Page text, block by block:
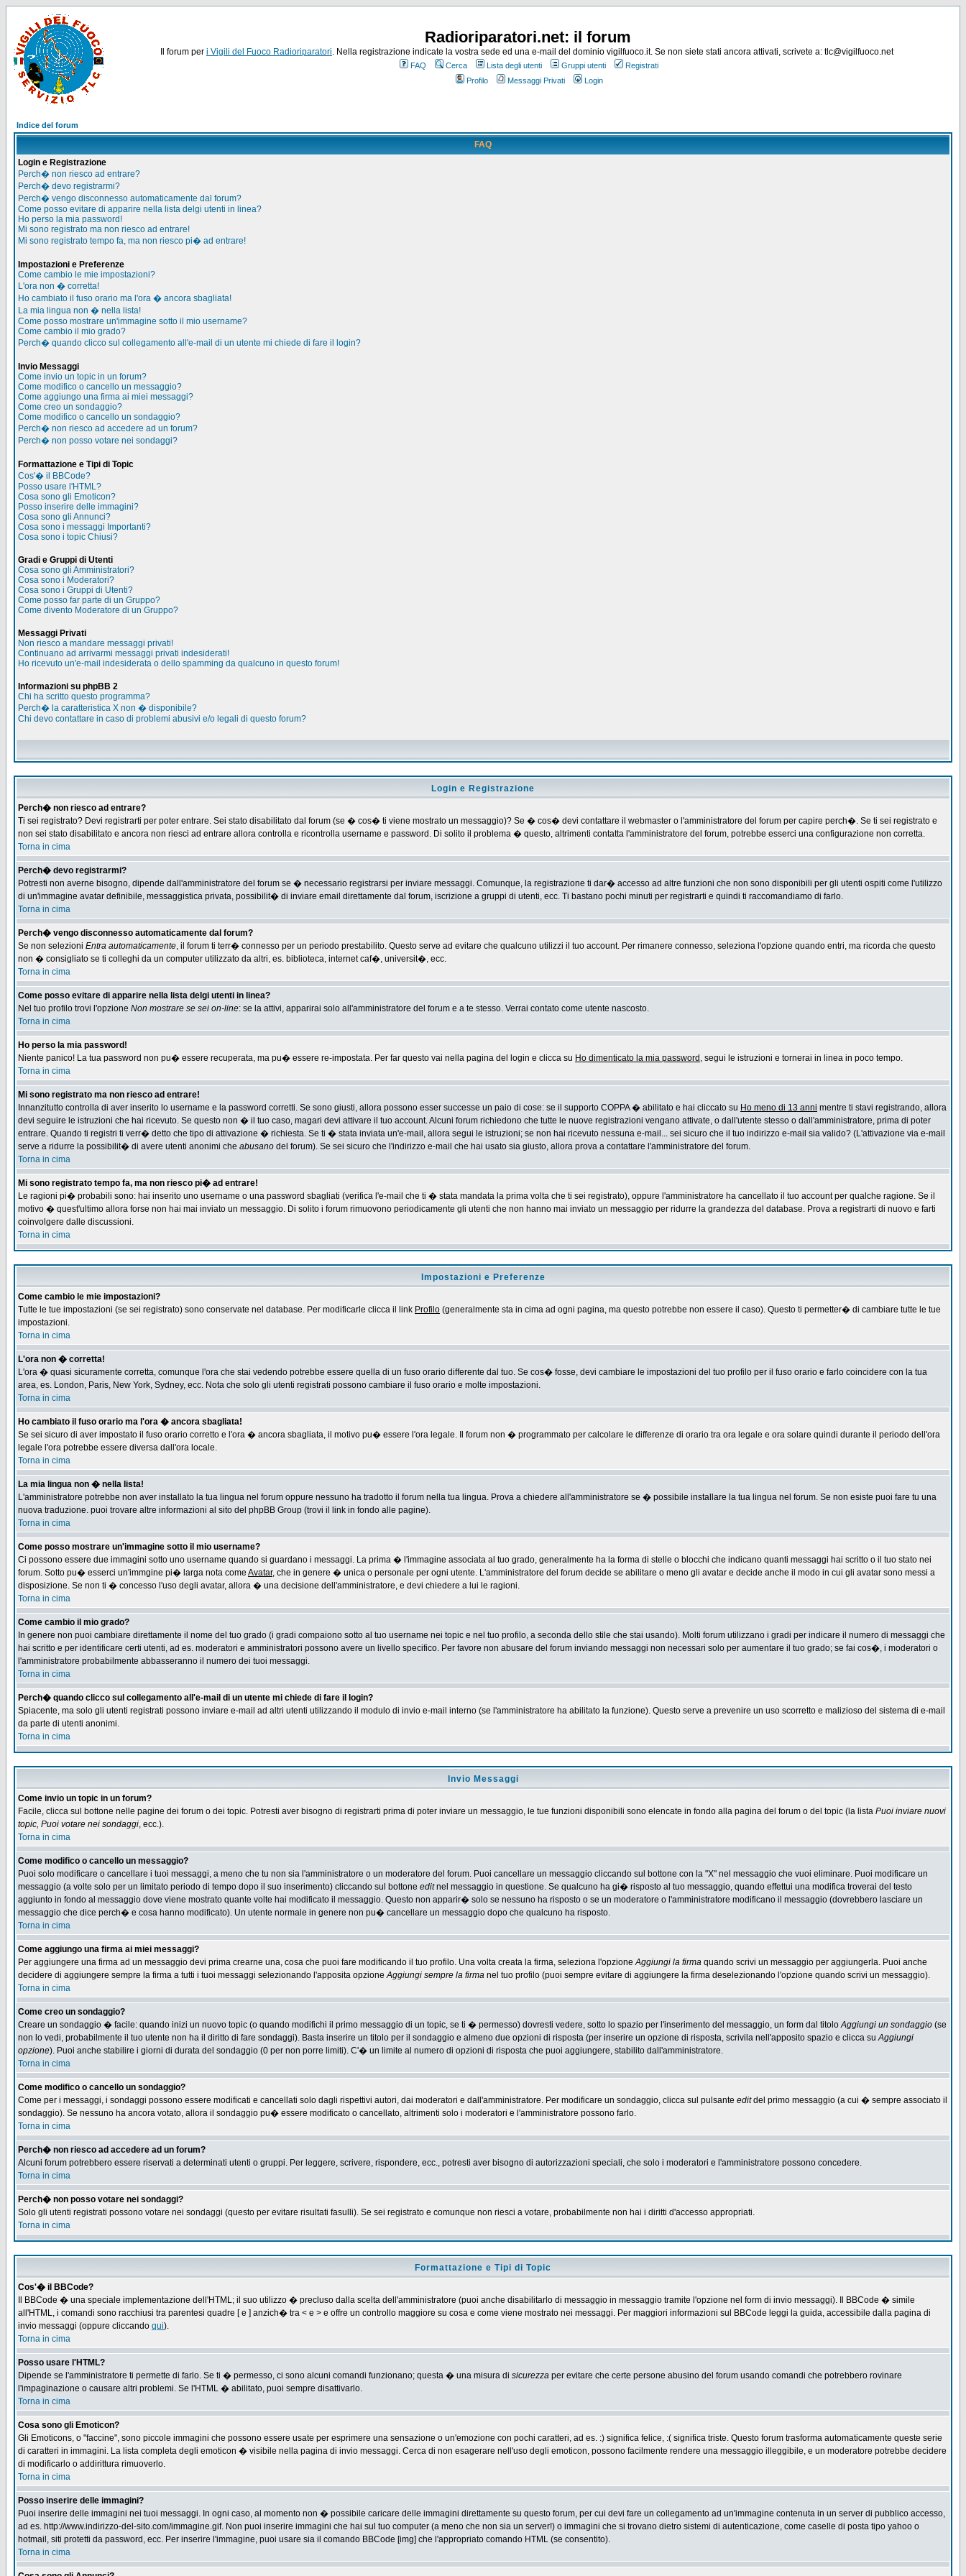
Radioriparatori.net: il forum
Il forum per i Vigili del Fuoco Radioriparatori. Nella registrazione indicate la vostra sede ed una e-mail del dominio vigilfuoco.it. Se non siete stati ancora attivati, scrivete a: tlc@vigilfuoco.net
FAQ Cerca Lista degli utenti Gruppi utenti
Registrati
Profilo
Messaggi Privati Login
Indice del forum
FAQ
Login e Registrazione
Perch� non riesco ad entrare?
Perch� devo registrarmi?
Perch� vengo disconnesso automaticamente dal forum?
Come posso evitare di apparire nella lista delgi utenti in linea?
Ho perso la mia password!
Mi sono registrato ma non riesco ad entrare!
Mi sono registrato tempo fa, ma non riesco pi� ad entrare!
Impostazioni e Preferenze
Come cambio le mie impostazioni?
L'ora non � corretta!
Ho cambiato il fuso orario ma l'ora � ancora sbagliata!
La mia lingua non � nella lista!
Come posso mostrare un'immagine sotto il mio username?
Come cambio il mio grado?
Perch� quando clicco sul collegamento all'e-mail di un utente mi chiede di fare il login?
Invio Messaggi
Come invio un topic in un forum?
Come modifico o cancello un messaggio?
Come aggiungo una firma ai miei messaggi?
Come creo un sondaggio?
Come modifico o cancello un sondaggio?
Perch� non riesco ad accedere ad un forum?
Perch� non posso votare nei sondaggi?
Formattazione e Tipi di Topic
Cos'� il BBCode?
Posso usare l'HTML?
Cosa sono gli Emoticon?
Posso inserire delle immagini?
Cosa sono gli Annunci?
Cosa sono i messaggi Importanti?
Cosa sono i topic Chiusi?
Gradi e Gruppi di Utenti
Cosa sono gli Amministratori?
Cosa sono i Moderatori?
Cosa sono i Gruppi di Utenti?
Come posso far parte di un Gruppo?
Come divento Moderatore di un Gruppo?
Messaggi Privati
Non riesco a mandare messaggi privati!
Continuano ad arrivarmi messaggi privati indesiderati!
Ho ricevuto un'e-mail indesiderata o dello spamming da qualcuno in questo forum!
Informazioni su phpBB 2
Chi ha scritto questo programma?
Perch� la caratteristica X non � disponibile?
Chi devo contattare in caso di problemi abusivi e/o legali di questo forum?
Login e Registrazione
Perch� non riesco ad entrare?
Ti sei registrato? Devi registrarti per poter entrare. Sei stato disabilitato dal forum (se � cos� ti viene mostrato un messaggio)? Se � cos� devi contattare il webmaster o l'amministratore del forum per capire perch�. Se ti sei registrato e
non sei stato disabilitato e ancora non riesci ad entrare allora controlla e ricontrolla username e password. Di solito il problema � questo, altrimenti contatta l'amministratore del forum, potrebbe esserci una configurazione non corretta.
Torna in cima
Perch� devo registrarmi?
Potresti non averne bisogno, dipende dall'amministratore del forum se � necessario registrarsi per inviare messaggi. Comunque, la registrazione ti dar� accesso ad altre funzioni che non sono disponibili per gli utenti ospiti come l'utilizzo
di un'immagine avatar definibile, messaggistica privata, possibilit� di inviare email direttamente dal forum, iscrizione a gruppi di utenti, ecc. Ti bastano pochi minuti per registrarti e quindi ti raccomandiamo di farlo.
Torna in cima
Perch� vengo disconnesso automaticamente dal forum?
Se non selezioni Entra automaticamente, il forum ti terr� connesso per un periodo prestabilito. Questo serve ad evitare che qualcuno utilizzi il tuo account. Per rimanere connesso, seleziona l'opzione quando entri, ma ricorda che questo
non � consigliato se ti colleghi da un computer utilizzato da altri, es. biblioteca, internet caf�, universit�, ecc.
Torna in cima
Come posso evitare di apparire nella lista delgi utenti in linea?
Nel tuo profilo trovi l'opzione Non mostrare se sei on-line: se la attivi, apparirai solo all'amministratore del forum e a te stesso. Verrai contato come utente nascosto.
Torna in cima
Ho perso la mia password!
Niente panico! La tua password non pu� essere recuperata, ma pu� essere re-impostata. Per far questo vai nella pagina del login e clicca su Ho dimenticato la mia password , segui le istruzioni e tornerai in linea in poco tempo.
Torna in cima
Mi sono registrato ma non riesco ad entrare!
Innanzitutto controlla di aver inserito lo username e la password corretti. Se sono giusti, allora possono esser successe un paio di cose: se il supporto COPPA � abilitato e hai cliccato su Ho meno di 13 anni mentre ti stavi registrando, allora
devi seguire le istruzioni che hai ricevuto. Se questo non � il tuo caso, magari devi attivare il tuo account. Alcuni forum richiedono che tutte le nuove registrazioni vengano attivate, o dall'utente stesso o dall'amministratore, prima di poter
entrare. Quando ti registri ti verr� detto che tipo di attivazione � richiesta. Se ti � stata inviata un'e-mail, allora segui le istruzioni; se non hai ricevuto nessuna e-mail... sei sicuro che il tuo indirizzo e-mail sia valido? (L'attivazione via e-mail
serve a ridurre la possibilit� di avere utenti anonimi che abusano del forum). Se sei sicuro che l'indirizzo e-mail che hai usato sia giusto, allora prova a contattare l'amministratore del forum.
Torna in cima
Mi sono registrato tempo fa, ma non riesco pi� ad entrare!
Le ragioni pi� probabili sono: hai inserito uno username o una password sbagliati (verifica l'e-mail che ti � stata mandata la prima volta che ti sei registrato), oppure l'amministratore ha cancellato il tuo account per qualche ragione. Se il
motivo � quest'ultimo allora forse non hai mai inviato un messaggio. Di solito i forum rimuovono periodicamente gli utenti che non hanno mai inviato un messaggio per ridurre la grandezza del database. Prova a registrarti di nuovo e farti
coinvolgere dalle discussioni.
Torna in cima
Impostazioni e Preferenze
Come cambio le mie impostazioni?
Tutte le tue impostazioni (se sei registrato) sono conservate nel database. Per modificarle clicca il link Profilo (generalmente sta in cima ad ogni pagina, ma questo potrebbe non essere il caso). Questo ti permetter� di cambiare tutte le tue
impostazioni.
Torna in cima
L'ora non � corretta!
L'ora � quasi sicuramente corretta, comunque l'ora che stai vedendo potrebbe essere quella di un fuso orario differente dal tuo. Se cos� fosse, devi cambiare le impostazioni del tuo profilo per il fuso orario e farlo coincidere con la tua
area, es. London, Paris, New York, Sydney, ecc. Nota che solo gli utenti registrati possono cambiare il fuso orario e molte impostazioni.
Torna in cima
Ho cambiato il fuso orario ma l'ora � ancora sbagliata!
Se sei sicuro di aver impostato il fuso orario corretto e l'ora � ancora sbagliata, il motivo pu� essere l'ora legale. Il forum non � programmato per calcolare le differenze di orario tra ora legale e ora solare quindi durante il periodo dell'ora
legale l'ora potrebbe essere diversa dall'ora locale.
Torna in cima
La mia lingua non � nella lista!
L'amministratore potrebbe non aver installato la tua lingua nel forum oppure nessuno ha tradotto il forum nella tua lingua. Prova a chiedere all'amministratore se � possibile installare la tua lingua nel forum. Se non esiste puoi fare tu una
nuova traduzione. puoi trovare altre informazioni al sito del phpBB Group (trovi il link in fondo alle pagine).
Torna in cima
Come posso mostrare un'immagine sotto il mio username?
Ci possono essere due immagini sotto uno username quando si guardano i messaggi. La prima � l'immagine associata al tuo grado, generalmente ha la forma di stelle o blocchi che indicano quanti messaggi hai scritto o il tuo stato nei
forum. Sotto pu� esserci un'immgine pi� larga nota come Avatar, che in genere � unica o personale per ogni utente. L'amministratore del forum decide se abilitare o meno gli avatar e decide anche il modo in cui gli avatar sono messi a
disposizione. Se non ti � concesso l'uso degli avatar, allora � una decisione dell'amministratore, e devi chiedere a lui le ragioni.
Torna in cima
Come cambio il mio grado?
In genere non puoi cambiare direttamente il nome del tuo grado (i gradi compaiono sotto al tuo username nei topic e nel tuo profilo, a seconda dello stile che stai usando). Molti forum utilizzano i gradi per indicare il numero di messaggi che
hai scritto e per identificare certi utenti, ad es. moderatori e amministratori possono avere un livello specifico. Per favore non abusare del forum inviando messaggi non necessari solo per aumentare il tuo grado; se fai cos�, i moderatori o
l'amministratore probabilmente abbasseranno il numero dei tuoi messaggi.
Torna in cima
Perch� quando clicco sul collegamento all'e-mail di un utente mi chiede di fare il login?
Spiacente, ma solo gli utenti registrati possono inviare e-mail ad altri utenti utilizzando il modulo di invio e-mail interno (se l'amministratore ha abilitato la funzione). Questo serve a prevenire un uso scorretto e malizioso del sistema di e-mail
da parte di utenti anonimi.
Torna in cima
Invio Messaggi
Come invio un topic in un forum?
Facile, clicca sul bottone nelle pagine dei forum o dei topic. Potresti aver bisogno di registrarti prima di poter inviare un messaggio, le tue funzioni disponibili sono elencate in fondo alla pagina del forum o del topic (la lista Puoi inviare nuovi
topic, Puoi votare nei sondaggi, ecc.).
Torna in cima
Come modifico o cancello un messaggio?
Puoi solo modificare o cancellare i tuoi messaggi, a meno che tu non sia l'amministratore o un moderatore del forum. Puoi cancellare un messaggio cliccando sul bottone con la "X" nel messaggio che vuoi eliminare. Puoi modificare un
messaggio (a volte solo per un limitato periodo di tempo dopo il suo inserimento) cliccando sul bottone editnel messaggio in questione. Se qualcuno ha gi� risposto al tuo messaggio, quando effettui una modifica troverai del testo
aggiunto in fondo al messaggio dove viene mostrato quante volte hai modificato il messaggio. Questo non apparir� solo se nessuno ha risposto o se un moderatore o l'amministratore modificano il messaggio (dovrebbero lasciare un
messaggio che dice perch� e cosa hanno modificato). Un utente normale in genere non pu� cancellare un messaggio dopo che qualcuno ha risposto.
Torna in cima
Come aggiungo una firma ai miei messaggi?
Per aggiungere una firma ad un messaggio devi prima crearne una, cosa che puoi fare modificando il tuo profilo. Una volta creata la firma, seleziona l'opzioneAggiungi la firma quando scrivi un messaggio per aggiungerla. Puoi anche
decidere di aggiungere sempre la firma a tutti i tuoi messaggi selezionando l'apposita opzioneAggiungi sempre la firma nel tuo profilo (puoi sempre evitare di aggiungere la firma deselezionando l'opzione quando scrivi un messaggio).
Torna in cima
Come creo un sondaggio?
Creare un sondaggio � facile: quando inizi un nuovo topic (o quando modifichi il primo messaggio di un topic, se ti � permesso) dovresti vedere, sotto lo spazio per l'inserimento del messaggio, un form dal titoloAggiungi un sondaggio (se
non lo vedi, probabilmente il tuo utente non ha il diritto di fare sondaggi). Basta inserire un titolo per il sondaggio e almeno due opzioni di risposta (per inserire un opzione di risposta, scrivila nell'apposito spazio e clicca suAggiungi
opzione). Puoi anche stabilire i giorni di durata del sondaggio (0 per non porre limiti). C'� un limite al numero di opzioni di risposta che puoi aggiungere, stabilito dall'amministratore.
Torna in cima
Come modifico o cancello un sondaggio?
Come per i messaggi, i sondaggi possono essere modificati e cancellati solo dagli rispettivi autori, dai moderatori e dall'amministratore. Per modificare un sondaggio, clicca sul pulsante editdel primo messaggio (a cui � sempre associato il
sondaggio). Se nessuno ha ancora votato, allora il sondaggio pu� essere modificato o cancellato, altrimenti solo i moderatori e l'amministratore possono farlo.
Torna in cima
Perch� non riesco ad accedere ad un forum?
Alcuni forum potrebbero essere riservati a determinati utenti o gruppi. Per leggere, scrivere, rispondere, ecc., potresti aver bisogno di autorizzazioni speciali, che solo i moderatori e l'amministratore possono concedere.
Torna in cima
Perch� non posso votare nei sondaggi?
Solo gli utenti registrati possono votare nei sondaggi (questo per evitare risultati fasulli). Se sei registrato e comunque non riesci a votare, probabilmente non hai i diritti d'accesso appropriati.
Torna in cima
Formattazione e Tipi di Topic
Cos'� il BBCode?
Il BBCode � una speciale implementazione dell'HTML; il suo utilizzo � precluso dalla scelta dell'amministratore (puoi anche disabilitarlo di messaggio in messaggio tramite l'opzione nel form di invio messaggi). Il BBCode � simile
all'HTML, i comandi sono racchiusi tra parentesi quadre [ e ] anzich� tra < e > e offre un controllo maggiore su cosa e come viene mostrato nei messaggi. Per maggiori informazioni sul BBCode leggi la guida, accessibile dalla pagina di
invio messaggi (oppure cliccando qui).
Torna in cima
Posso usare l'HTML?
Dipende se l'amministratore ti permette di farlo. Se ti � permesso, ci sono alcuni comandi funzionano; questa � una misura di sicurezza per evitare che certe persone abusino del forum usando comandi che potrebbero rovinare
l'impaginazione o causare altri problemi. Se l'HTML � abilitato, puoi sempre disattivarlo.
Torna in cima
Cosa sono gli Emoticon?
Gli Emoticons, o "faccine", sono piccole immagini che possono essere usate per esprimere una sensazione o un'emozione con pochi caratteri, ad es. :) significa felice, :( significa triste. Questo forum trasforma automaticamente queste serie
di caratteri in immagini. La lista completa degli emoticon � visibile nella pagina di invio messaggi. Cerca di non esagerare nell'uso degli emoticon, possono facilmente rendere una messaggio illeggibile, e un moderatore potrebbe decidere
di modificarlo o addirittura rimuoverlo.
Torna in cima
Posso inserire delle immagini?
Puoi inserire delle immagini nei tuoi messaggi. In ogni caso, al momento non � possibile caricare delle immagini direttamente su questo forum, per cui devi fare un collegamento ad un'immagine contenuta in un server di pubblico accesso,
ad es. http://www.indirizzo-del-sito.com/immagine.gif. Non puoi inserire immagini che hai sul tuo computer (a meno che non sia un server!) o immagini che si trovano dietro sistemi di autenticazione, come caselle di posta tipo yahoo o
hotmail, siti protetti da password, ecc. Per inserire l'immagine, puoi usare sia il comando BBCode [img] che l'appropriato comando HTML (se consentito).
Torna in cima